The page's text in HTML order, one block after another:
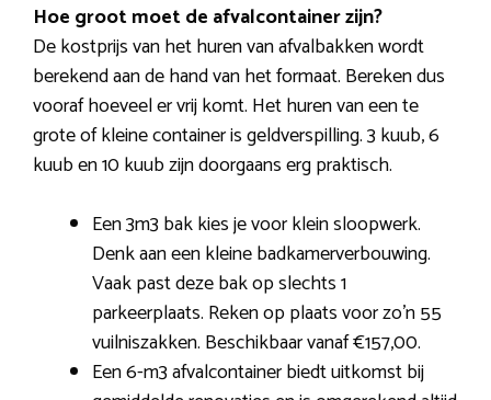
Hoe groot moet de afvalcontainer zijn?
De kostprijs van het huren van afvalbakken wordt
berekend aan de hand van het formaat. Bereken dus
vooraf hoeveel er vrij komt. Het huren van een te
grote of kleine container is geldverspilling. 3 kuub, 6
kuub en 10 kuub zijn doorgaans erg praktisch.
Een 3m3 bak kies je voor klein sloopwerk.
Denk aan een kleine badkamerverbouwing.
Vaak past deze bak op slechts 1
parkeerplaats. Reken op plaats voor zo’n 55
vuilniszakken. Beschikbaar vanaf €157,00.
Een 6-m3 afvalcontainer biedt uitkomst bij